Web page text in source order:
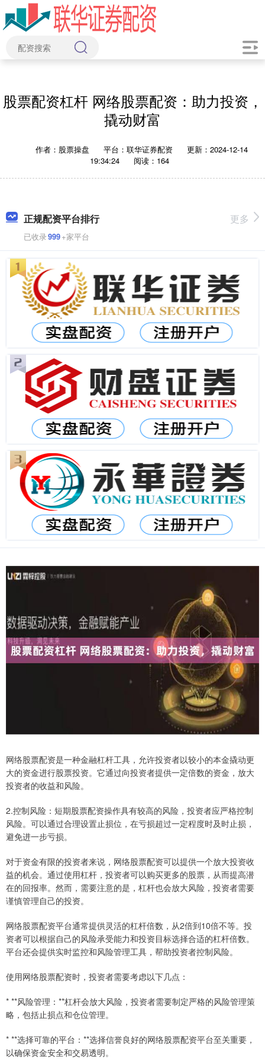
股票配资杠杆 网络股票配资：助力投资，
撬动财富
作者：股票操盘 平台：联华证券配资
更新：2024-12-14
19:34:24
阅读：164
正规配资平台排行
已收录999+家平台
更多
网络股票配资是一种金融杠杆工具，允许投资者以较小的本金撬动更
大的资金进行股票投资。它通过向投资者提供一定倍数的资金，放大
投资者的收益和风险。
2.控制风险：短期股票配资操作具有较高的风险，投资者应严格控制
风险。可以通过合理设置止损位，在亏损超过一定程度时及时止损，
避免进一步亏损。
对于资金有限的投资者来说，网络股票配资可以提供一个放大投资收
益的机会。通过使用杠杆，投资者可以购买更多的股票，从而提高潜
在的回报率。然而，需要注意的是，杠杆也会放大风险，投资者需要
谨慎管理自己的投资。
网络股票配资平台通常提供灵活的杠杆倍数，从2倍到10倍不等。投
资者可以根据自己的风险承受能力和投资目标选择合适的杠杆倍数。
平台还会提供实时监控和风险管理工具，帮助投资者控制风险。
使用网络股票配资时，投资者需要考虑以下几点：
* **风险管理：**杠杆会放大风险，投资者需要制定严格的风险管理策
略，包括止损点和仓位管理。
* **选择可靠的平台：**选择信誉良好的网络股票配资平台至关重要，
以确保资金安全和交易透明。